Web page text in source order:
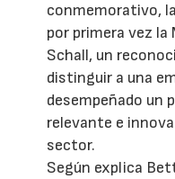
conmemorativo,
por primera vez la
Schall, un
distinguir a una
desempeñado un
relevante e
sector.
Según explica